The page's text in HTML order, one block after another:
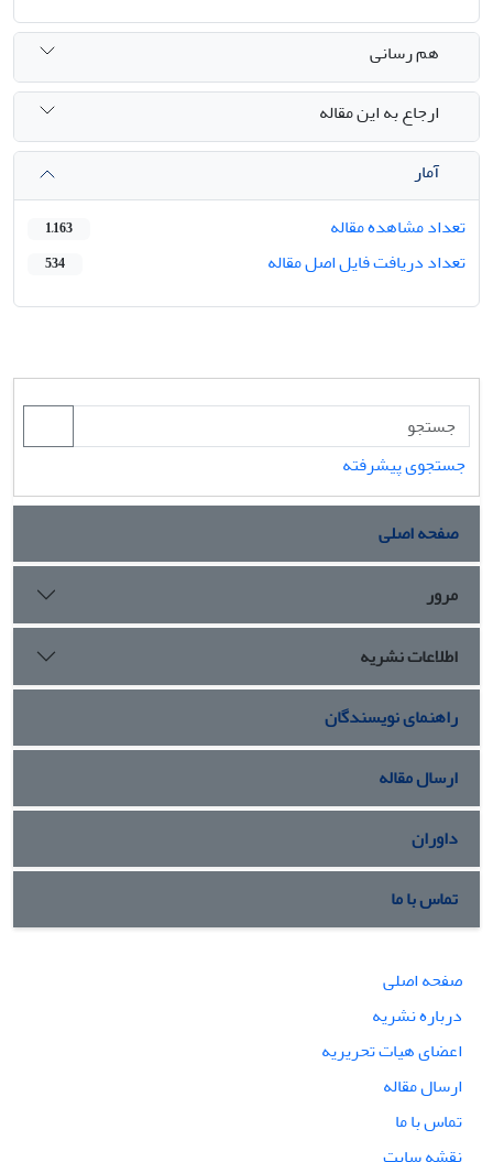
هم رسانی
ارجاع به این مقاله
آمار
تعداد مشاهده مقاله
1,163
تعداد دریافت فایل اصل مقاله 534
جستجوی پیشرفته
صفحه اصلی
مرور
اطلاعات نشریه
راهنمای نویسندگان
ارسال مقاله
داوران
تماس با ما
صفحه اصلی
درباره نشریه
اعضای هیات تحریریه
ارسال مقاله
تماس با ما